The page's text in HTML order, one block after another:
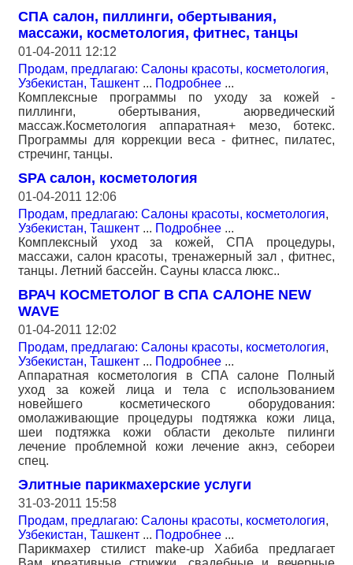
СПА салон, пиллинги, обертывания,
массажи, косметология, фитнес, танцы
01-04-2011 12:12
Продам, предлагаю: Салоны красоты, косметология,
Узбекистан, Ташкент ... Подробнее ...
Комплексные программы по уходу за кожей -
пиллинги, обертывания, аюрведический
массаж.Косметология аппаратная+ мезо, ботекс.
Программы для коррекции веса - фитнес, пилатес,
стречинг, танцы.
SPA салон, косметология
01-04-2011 12:06
Продам, предлагаю: Салоны красоты, косметология,
Узбекистан, Ташкент ... Подробнее ...
Комплексный уход за кожей, СПА процедуры,
массажи, салон красоты, тренажерный зал , фитнес,
танцы. Летний бассейн. Сауны класса люкс..
ВРАЧ КОСМЕТОЛОГ В СПА САЛОНЕ NEW
WAVE
01-04-2011 12:02
Продам, предлагаю: Салоны красоты, косметология,
Узбекистан, Ташкент ... Подробнее ...
Аппаратная косметология в СПА салоне Полный
уход за кожей лица и тела с использованием
новейшего косметического оборудования:
омолаживающие процедуры подтяжка кожи лица,
шеи подтяжка кожи области декольте пилинги
лечение проблемной кожи лечение акнэ, себореи
спец.
Элитные парикмахерские услуги
31-03-2011 15:58
Продам, предлагаю: Салоны красоты, косметология,
Узбекистан, Ташкент ... Подробнее ...
Парикмахер стилист make-up Хабиба предлагает